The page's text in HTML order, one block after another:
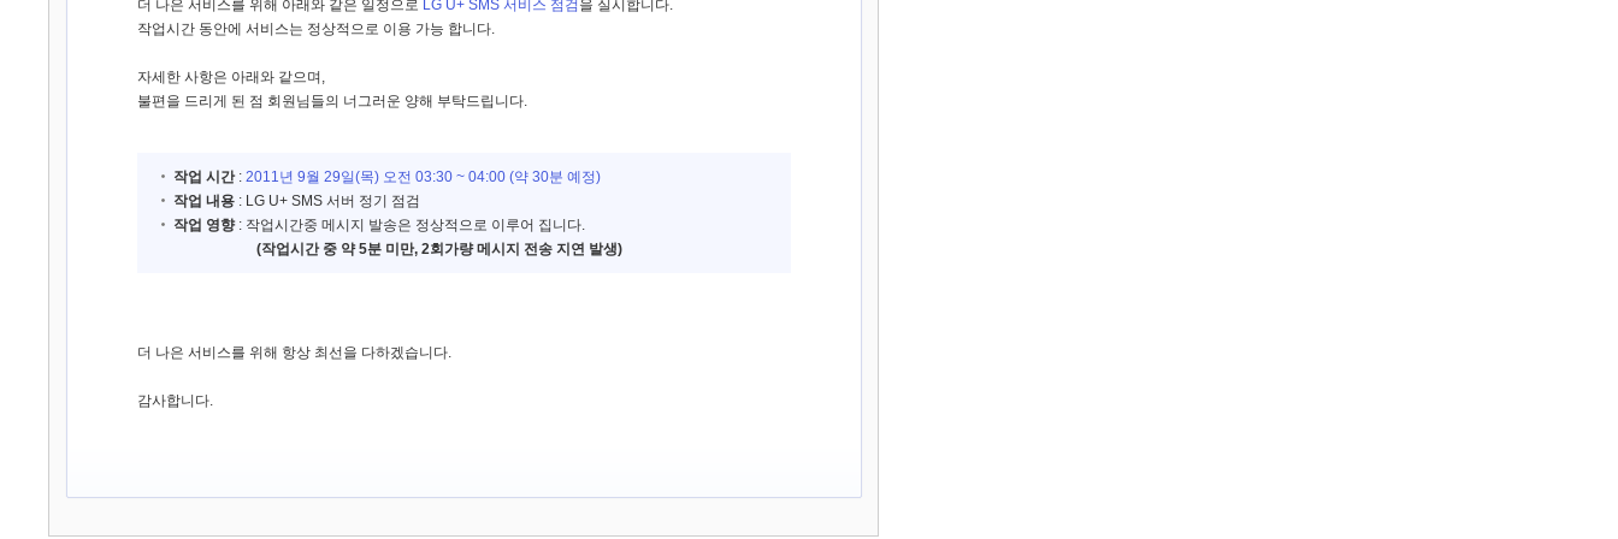
더 나은 서비스를 위해 아래와 같은 일정으로 LG U+ SMS 서비스 점검 을 실시합니다.
작업시간 동안에 서비스는 정상적으로 이용 가능 합니다.
자세한 사항은 아래와 같으며,
불편을 드리게 된 점 회원님들의 너그러운 양해 부탁드립니다.
작업 시간: 2011년 9월 29일(목) 오전 03:30 ~ 04:00 (약 30분 예정)
작업 내용: LG U+ SMS 서버 정기 점검
작업 영향: 작업시간중 메시지 발송은 정상적으로 이루어 집니다.
(작업시간 중 약 5분 미만, 2회가량 메시지 전송 지연 발생)
더 나은 서비스를 위해 항상 최선을 다하겠습니다.
감사합니다.